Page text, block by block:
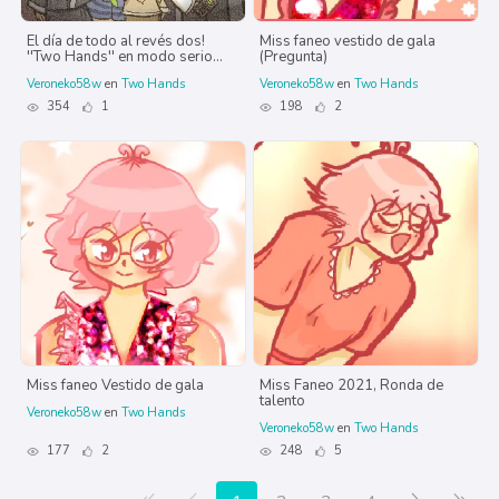
El día de todo al revés dos!
''Two Hands'' en modo serio...
Veroneko58w en Two Hands
354
1
Miss faneo vestido de gala
(Pregunta)
Veroneko58w en Two Hands
198
2
Miss faneo Vestido de gala
Veroneko58w en Two Hands
177 2
Miss Faneo 2021, Ronda de
talento
Veroneko58w en Two Hands
248
5